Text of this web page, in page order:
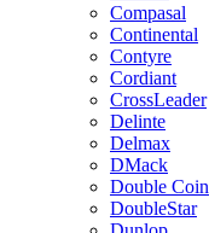
Compasal
Continental
Contyre
Cordiant
CrossLeader
Delinte
Delmax
DMack
Double Coin
DoubleStar